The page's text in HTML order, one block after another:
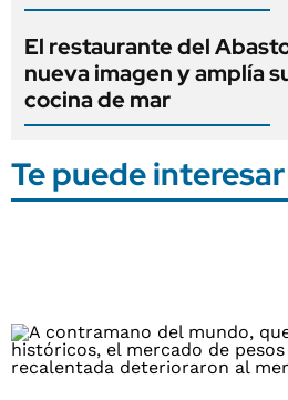
El restaurante del
nueva imagen y amplía
cocina de mar
Te puede interesar